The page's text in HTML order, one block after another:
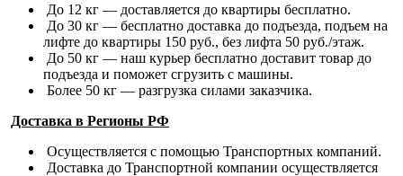
До 12 кг — доставляется до квартиры бесплатно.
До 30 кг — бесплатно доставка до подъезда, подъем на
лифте до квартиры 150 руб., без лифта 50 руб./этаж.
До 50 кг — наш курьер бесплатно доставит товар до
подъезда и поможет сгрузить с машины.
Более 50 кг — разгрузка силами заказчика.
Доставка в Регионы РФ
Осуществляется с помощью Транспортных компаний.
Доставка до Транспортной компании осуществляется